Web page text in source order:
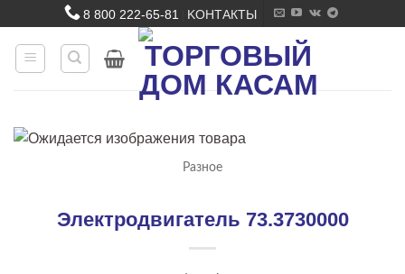
content
8 800 222-65-81 KОНТАКТЫ
Разное
Электродвигатель 73.3730000